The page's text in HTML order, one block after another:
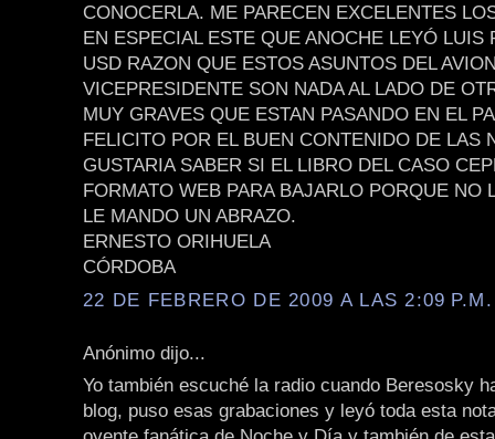
CONOCERLA. ME PARECEN EXCELENTES
EN ESPECIAL ESTE QUE ANOCHE LEYÓ LUIS
USD RAZON QUE ESTOS ASUNTOS DEL
VICEPRESIDENTE SON NADA AL LADO DE
MUY GRAVES QUE ESTAN PASANDO EN EL
FELICITO POR EL BUEN CONTENIDO DE LAS
GUSTARIA SABER SI EL LIBRO DEL CASO
FORMATO WEB PARA BAJARLO PORQUE NO
LE MANDO UN ABRAZO.
ERNESTO ORIHUELA
CÓRDOBA
22 DE FEBRERO DE 2009 A LAS 2:09 P.M.
Anónimo dijo...
Yo también escuché la radio cuando Beresosky
blog, puso esas grabaciones y leyó toda esta